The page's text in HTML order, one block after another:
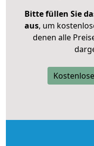
Bitte füllen Sie
aus, um
denen alle